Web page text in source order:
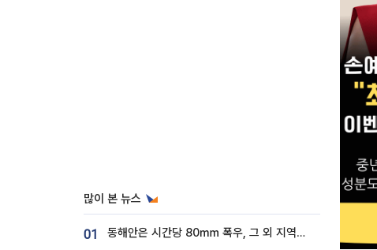
많이 본 뉴스
01 동해안은 시간당 80㎜ 폭우, 그 외 지역은 폭염…‘극과 극 날씨’